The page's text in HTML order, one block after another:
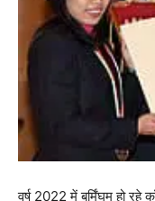
वर्ष 2022 में बर्मिंघम हो रहे